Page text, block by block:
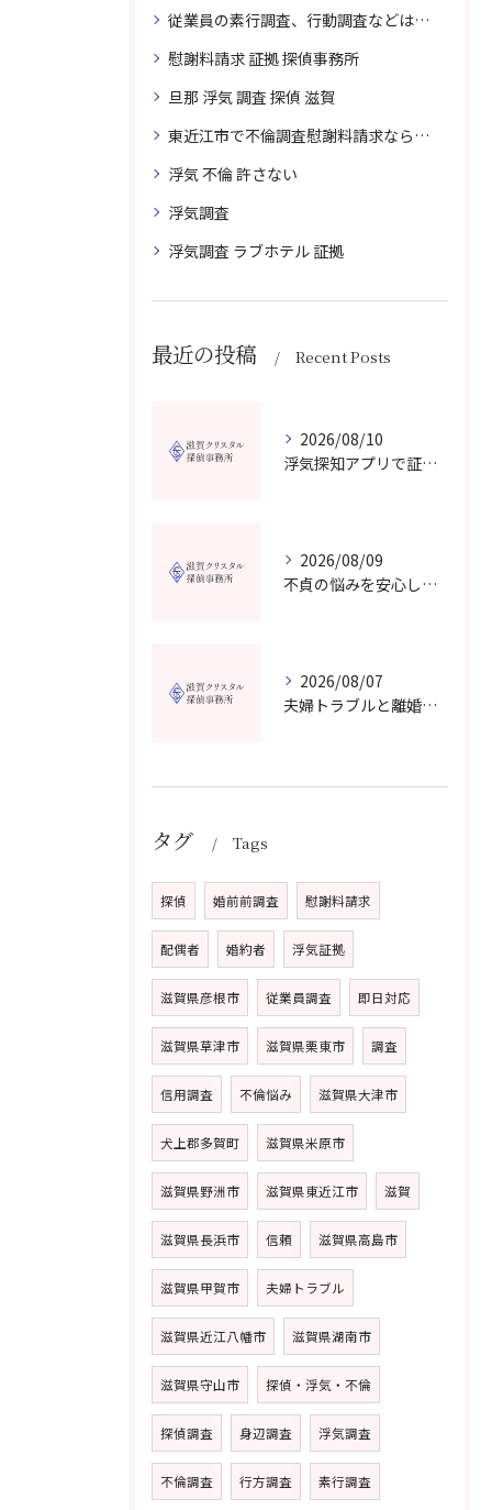
従業員の素行調査、行動調査などは、滋賀クリスタル探偵事務所へまずは、ご相談
慰謝料請求 証拠 探偵事務所
旦那 浮気 調査 探偵 滋賀
東近江市で不倫調査慰謝料請求なら滋賀クリスタル探偵事務所へご相談
浮気 不倫 許さない
浮気調査
浮気調査 ラブホテル 証拠
最近の投稿 Recent Posts
2026/08/10
浮気探知アプリで証拠を集め相手に気づかれず真実を確認する実践ガイド
2026/08/09
不貞の悩みを安心して無料相談できる探偵事務所選び滋賀県の最新比較ガイド
2026/08/07
夫婦トラブルと離婚相談を滋賀県野洲市で費用や無料窓口の選び方まで詳しく解説
タグ Tags
探偵 婚前前調査 慰謝料請求
配偶者 婚約者 浮気証拠
滋賀県彦根市 従業員調査 即日対応
滋賀県草津市 滋賀県栗東市 調査
信用調査 不倫悩み 滋賀県大津市
犬上郡多賀町 滋賀県米原市
滋賀県野洲市 滋賀県東近江市 滋賀
滋賀県長浜市 信頼 滋賀県高島市
滋賀県甲賀市 夫婦トラブル
滋賀県近江八幡市 滋賀県湖南市
滋賀県守山市 探偵・浮気・不倫
探偵調査 身辺調査 浮気調査
不倫調査 行方調査 素行調査